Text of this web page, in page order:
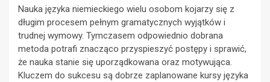
Nauka języka niemieckiego wielu osobom kojarzy się z
długim procesem pełnym gramatycznych wyjątków i
trudnej wymowy. Tymczasem odpowiednio dobrana
metoda potrafi znacząco przyspieszyć postępy i sprawić,
że nauka stanie się uporządkowana oraz motywująca.
Kluczem do sukcesu są dobrze zaplanowane kursy języka